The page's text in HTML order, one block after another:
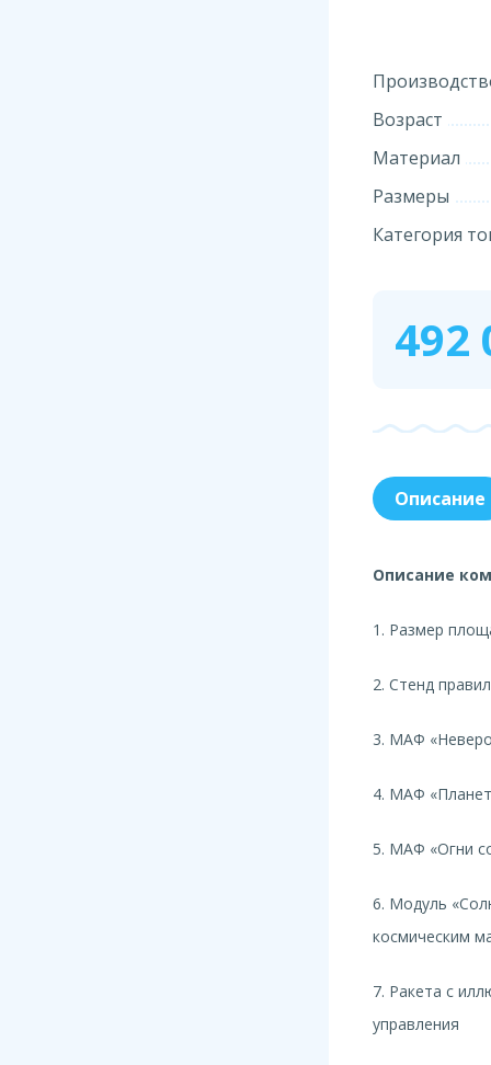
Возраст
Материал
Размеры
Категория
492
Описание
Описание
1. Размер
2. Стенд
3. МАФ
4. МАФ
5. МАФ «Огни
6. Модуль
космическим
7. Ракета с
управления